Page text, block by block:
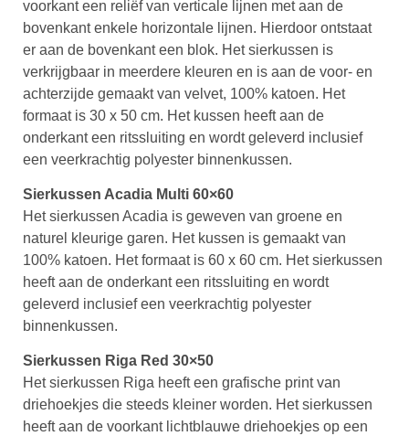
voorkant een reliëf van verticale lijnen met aan de
bovenkant enkele horizontale lijnen. Hierdoor ontstaat
er aan de bovenkant een blok. Het sierkussen is
verkrijgbaar in meerdere kleuren en is aan de voor- en
achterzijde gemaakt van velvet, 100% katoen. Het
formaat is 30 x 50 cm. Het kussen heeft aan de
onderkant een ritssluiting en wordt geleverd inclusief
een veerkrachtig polyester binnenkussen.
Sierkussen Acadia Multi 60×60
Het sierkussen Acadia is geweven van groene en
naturel kleurige garen. Het kussen is gemaakt van
100% katoen. Het formaat is 60 x 60 cm. Het sierkussen
heeft aan de onderkant een ritssluiting en wordt
geleverd inclusief een veerkrachtig polyester
binnenkussen.
Sierkussen Riga Red 30×50
Het sierkussen Riga heeft een grafische print van
driehoekjes die steeds kleiner worden. Het sierkussen
heeft aan de voorkant lichtblauwe driehoekjes op een